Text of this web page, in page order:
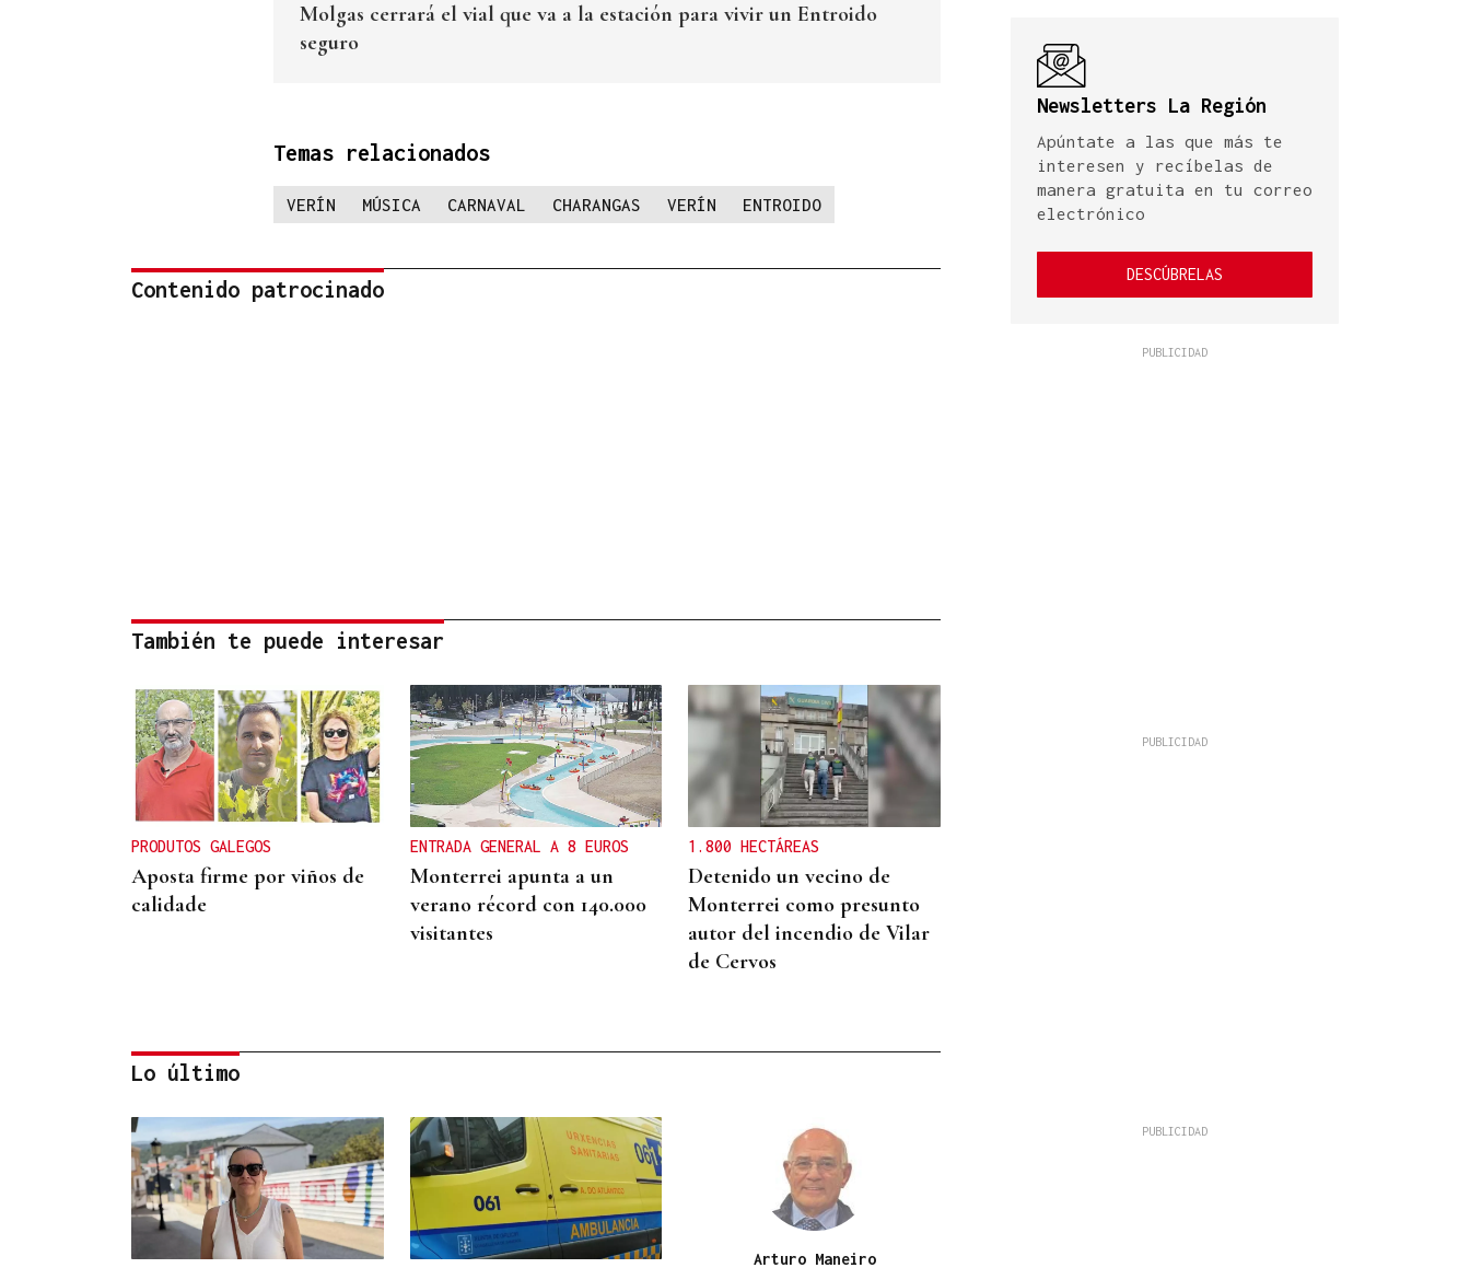
Molgas cerrará el vial que va a la estación para vivir un Entroido
seguro
Temas relacionados
VERÍN MÚSICA CARNAVAL CHARANGAS VERÍN ENTROIDO
Contenido patrocinado
También te puede interesar
PRODUTOS GALEGOS
Aposta firme por viños de
calidade
ENTRADA GENERAL A 8 EUROS
Monterrei apunta a un
verano récord con 140.000
visitantes
1.800 HECTÁREAS
Detenido un vecino de
Monterrei como presunto
autor del incendio de Vilar
de Cervos
ALIANZA
La D.O. Monterrei refuerza
su proyección enoturística
junto a Expourense
Lo último
Arturo Maneiro
Newsletters La Región
Apúntate a las que más te
interesen y recíbelas de
manera gratuita en tu correo
electrónico
DESCÚBRELAS